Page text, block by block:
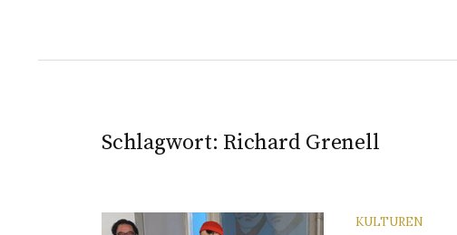
Schlagwort: Richard Grenell
KULTUREN